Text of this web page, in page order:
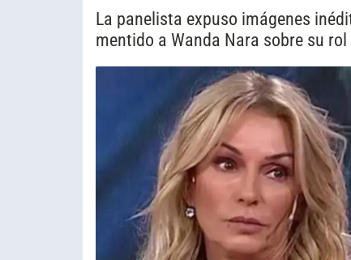
La panelista expuso imágenes
mentido a Wanda Nara sobre su